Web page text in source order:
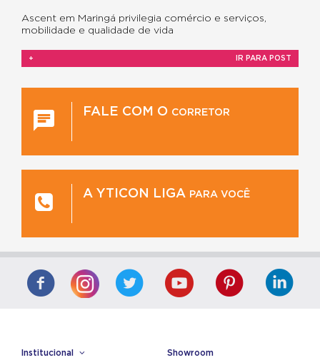
Ascent em Maringá privilegia comércio e serviços,
mobilidade e qualidade de vida
+ IR PARA POST
FALE COM O CORRETOR
A YTICON LIGA PARA VOCÊ
Institucional Showroom